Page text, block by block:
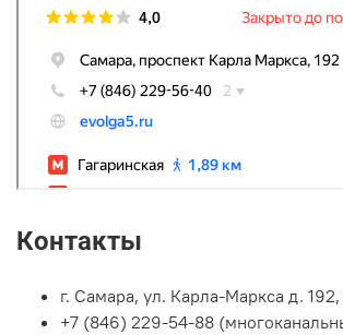
Контакты
г. Самара, ул. Карла-Маркса д.
+7 (846) 229-54-88